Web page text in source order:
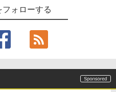
フォローする